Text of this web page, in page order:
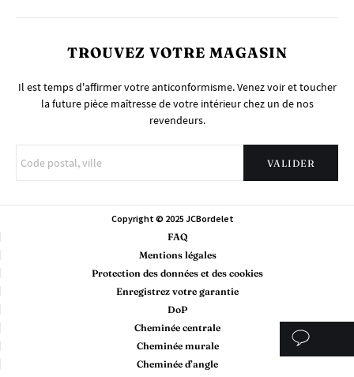
TROUVEZ VOTRE MAGASIN
Il est temps d'affirmer votre anticonformisme. Venez voir et toucher
la future pièce maîtresse de votre intérieur chez un de nos
revendeurs.
Copyright © 2025 JCBordelet
FAQ
Mentions légales
Protection des données et des cookies
Enregistrez votre garantie
DoP
Cheminée centrale
Cheminée murale
Cheminée d’angle